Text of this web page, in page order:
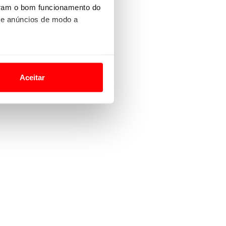
o bom funcionamento do
anúncios de modo a
lhe proporcionar
de análise, com parceiros
sua experiência de
Aceitar